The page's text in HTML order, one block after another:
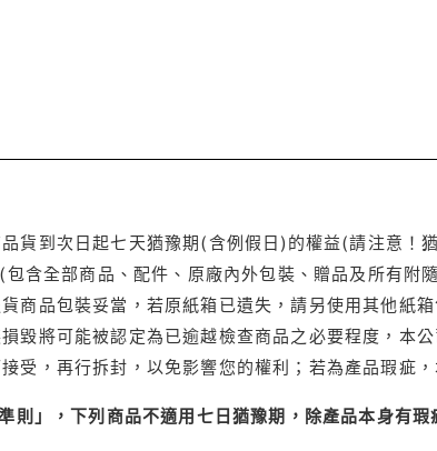
貨到次日起七天猶豫期(含例假日)的權益(請注意！
含全部商品、配件、原廠內外包裝、贈品及所有附
商品包裝妥當，若原紙箱已遺失，請另使用其他紙
毀將可能被認定為已逾越檢查商品之必要程度，本
受，再行拆封，以免影響您的權利；若為產品瑕疵，
則」，下列商品不適用七日猶豫期，除產品本身有瑕